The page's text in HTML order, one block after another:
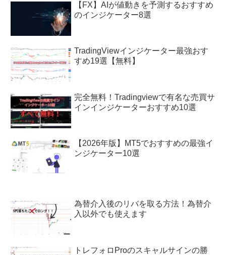
【FX】AIが値動きを予測するおすすめ
のインジケーター8選
TradingViewインジケーター最強おす
すめ19選【無料】
完全無料！Tradingviewで有名な売買サ
インインジケーターおすすめ10選
【2026年版】MT5でおすすめの最強イ
ンジケーター10選
為替介入後のリバを取る方法！為替介
入以外でも使えます
トレフォロProのスキャルサインの勝